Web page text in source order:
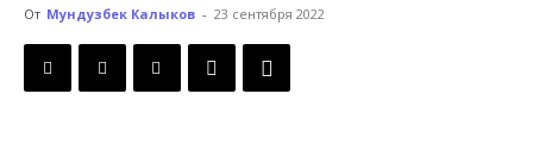
Кыргызстана
От Мундузбек Калыков - 23 сентября 2022